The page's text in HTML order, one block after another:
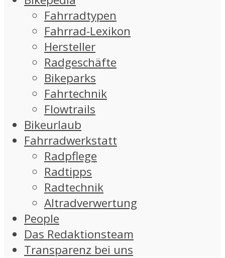
Fahrradtypen
Fahrrad-Lexikon
Hersteller
Radgeschäfte
Bikeparks
Fahrtechnik
Flowtrails
Bikeurlaub
Fahrradwerkstatt
Radpflege
Radtipps
Radtechnik
Altradverwertung
People
Das Redaktionsteam
Transparenz bei uns